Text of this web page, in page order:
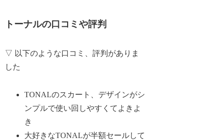
トーナルの口コミや評判
▽ 以下のような口コミ、評判がありま
した
TONALのスカート、デザインがシ
ンプルで使い回しやすくてよきよ
き
大好きなTONALが半額セールして